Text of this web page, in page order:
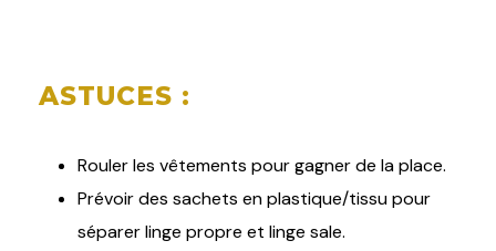
ASTUCES :
Rouler les vêtements pour gagner de la place.
Prévoir des sachets en plastique/tissu pour
séparer linge propre et linge sale.